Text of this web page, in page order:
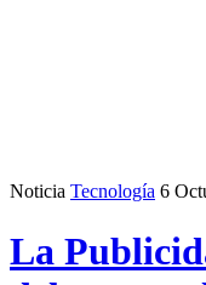
Noticia Tecnología 6
La